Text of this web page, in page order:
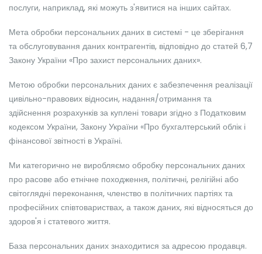
послуги, наприклад, які можуть з'явитися на інших сайтах.
Мета обробки персональних даних в системі - це зберігання
та обслуговування даних контрагентів, відповідно до статей 6,7
Закону України «Про захист персональних даних».
Метою обробки персональних даних є забезпечення реалізації
цивільно-правових відносин, надання/отримання та
здійснення розрахунків за куплені товари згідно з Податковим
кодексом України, Закону України «Про бухгалтерський облік і
фінансової звітності в Україні.
Ми категорично не виробляємо обробку персональних даних
про расове або етнічне походження, політичні, релігійні або
світоглядні переконання, членство в політичних партіях та
професійних співтовариствах, а також даних, які відносяться до
здоров'я і статевого життя.
База персональних даних знаходитися за адресою продавця.